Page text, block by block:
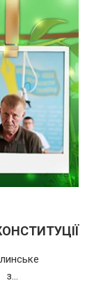
з…